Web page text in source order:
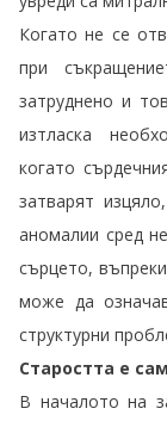
Когато не се
при
затруднено и
изтласка
когато
затварят
аномалии сред
сърцето,
може да
структурни
Старостта е
В началото на